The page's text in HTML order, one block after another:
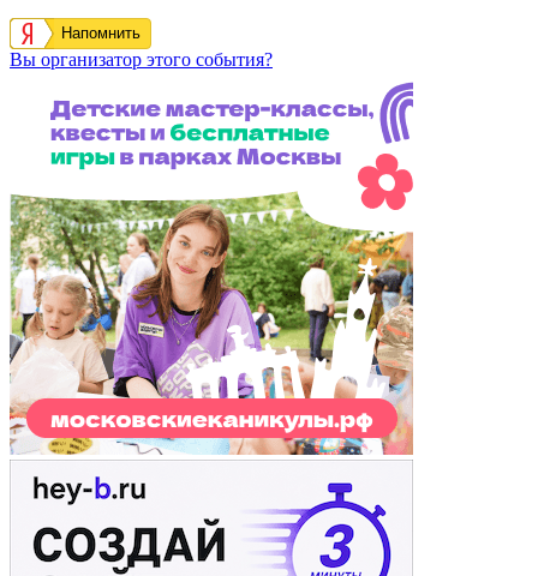
Напомнить
Вы организатор этого события?